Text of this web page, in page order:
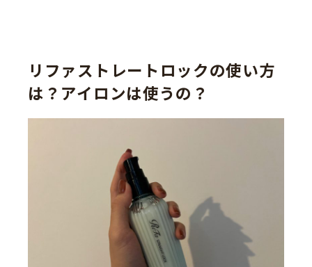
リファストレートロックの使い方
は？アイロンは使うの？